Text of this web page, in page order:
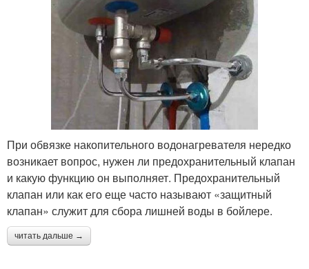
При обвязке накопительного водонагревателя нередко
возникает вопрос, нужен ли предохранительный клапан
и какую функцию он выполняет. Предохранительный
клапан или как его еще часто называют «защитный
клапан» служит для сбора лишней воды в бойлере.
читать дальше →